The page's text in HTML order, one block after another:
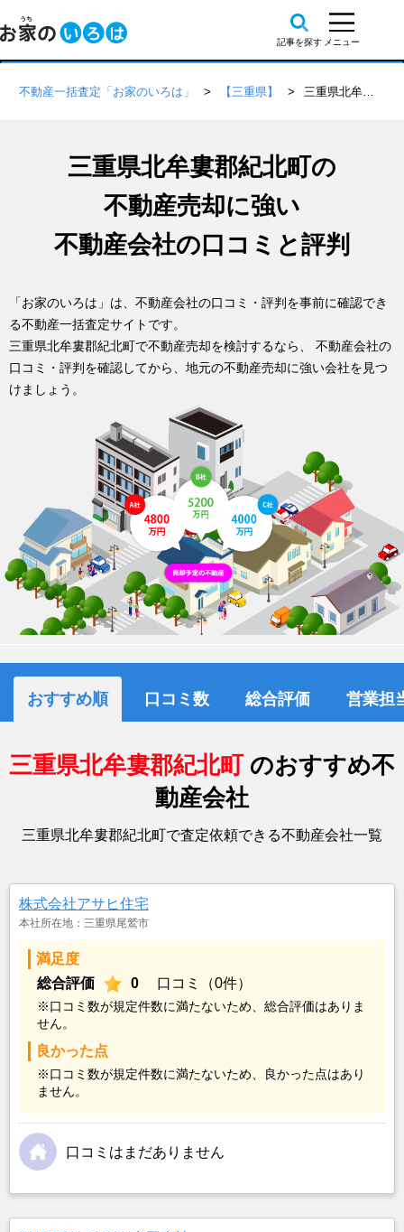
不動産一括査定「お家のいろは」 【三重県】 三重県北牟婁郡紀北町の不動産会社 口コミ・評判一覧
三重県北牟婁郡紀北町の
不動産売却に強い
不動産会社の口コミと評判
「お家のいろは」は、不動産会社の口コミ・評判を事前に確認でき
る不動産一括査定サイトです。
三重県北牟婁郡紀北町で不動産売却を検討するなら、 不動産会社の
口コミ・評判を確認してから、地元の不動産売却に強い会社を見つ
けましょう。
おすすめ順 口コミ数 総合評価 営業担
三重県北牟婁郡紀北町 のおすすめ不
動産会社
三重県北牟婁郡紀北町で査定依頼できる不動産会社一覧
株式会社アサヒ住宅
本社所在地：三重県尾鷲市
満足度
総合評価
0 口コミ（0件）
※口コミ数が規定件数に満たないため、総合評価はありま
せん。
良かった点
※口コミ数が規定件数に満たないため、良かった点はあり
ません。
口コミはまだありません